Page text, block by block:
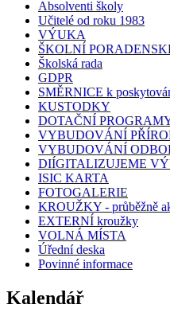
Absolventi školy
Učitelé od roku 1983
VÝUKA
ŠKOLNÍ
Školská rada
GDPR
SMĚRNICE k
KUSTODKY
DOTAČNÍ
VYBUDOVÁNÍ
VYBUDOVÁNÍ
DIÍGITALIZUJEME
ISIC KARTA
FOTOGALERIE
KROUŽKY - průběžně
EXTERNÍ kroužky
VOLNÁ MÍSTA
Úřední deska
Povinné informace
Kalendář